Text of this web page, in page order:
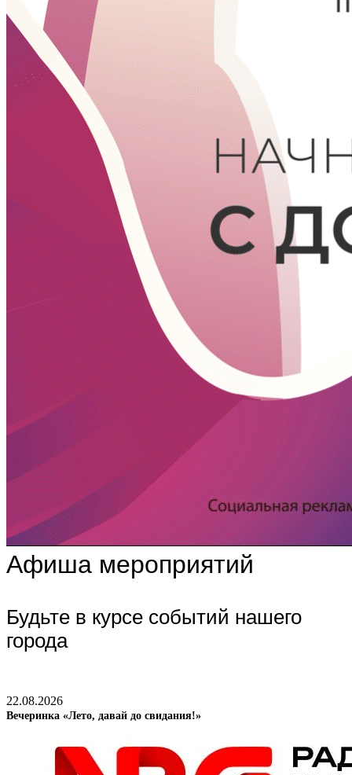
Афиша мероприятий
Будьте в курсе событий нашего
города
22.08.2026
Вечеринка «Лето, давай до свидания!»